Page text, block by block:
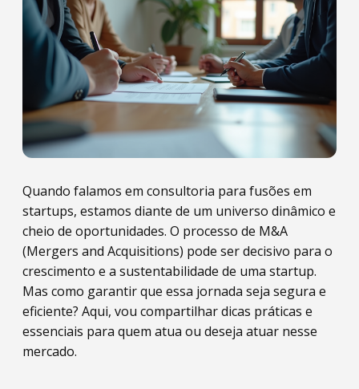
Quando falamos em consultoria para fusões em
startups, estamos diante de um universo dinâmico e
cheio de oportunidades. O processo de M&A
(Mergers and Acquisitions) pode ser decisivo para o
crescimento e a sustentabilidade de uma startup.
Mas como garantir que essa jornada seja segura e
eficiente? Aqui, vou compartilhar dicas práticas e
essenciais para quem atua ou deseja atuar nesse
mercado.